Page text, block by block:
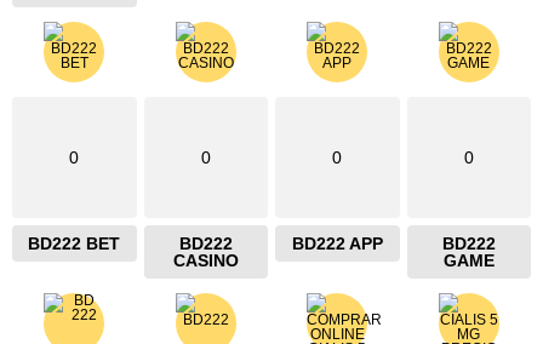
0
BD222 BET
0
BD222
CASINO
0
BD222 APP
0
BD222
GAME